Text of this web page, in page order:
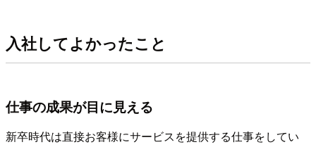
入社してよかったこと
仕事の成果が目に見える
新卒時代は直接お客様にサービスを提供する仕事をしてい